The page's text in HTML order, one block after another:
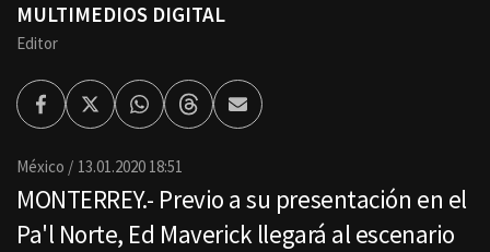
MULTIMEDIOS DIGITAL
Editor
FacebookTwitterWhatsappThreadsEnviar
por
México 13.01.2020 18:51
MONTERREY.- Previo a su presentación en el
Pa'l Norte, Ed Maverick llegará al escenario